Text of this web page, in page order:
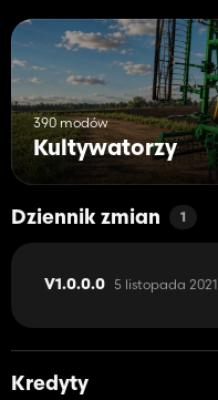
390 modów
Kultywatorzy
Dziennik zmian 1
V1.0.0.0 5 listopada 2021
Kredyty